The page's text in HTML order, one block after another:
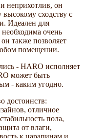
неприхотлив, он
высокому сходству с
Идеален для
очень
также позволяет
помещении.
- HARO исполняет
может быть
- каким угодно.
достоинств:
отличное
пола,
от влаги,
к царапинам и